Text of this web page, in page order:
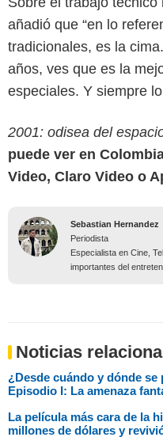
añadió que “en lo
tradicionales, es la
años, ves que es la
especiales. Y siempre lo
2001: odisea del
puede ver en
Video, Claro Video o
Sebastian Hernandez
Periodista
Especialista en Cine,
importantes del
Noticias
¿Desde cuándo y dónde
Episodio I: La amenaza
La película más cara de la
millones de dólares y